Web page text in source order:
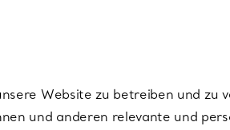
Website zu betreiben und zu
und anderen relevante und